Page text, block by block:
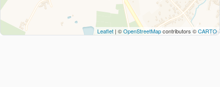
Leaflet | ©OpenStreetMapcontributors ©CARTO